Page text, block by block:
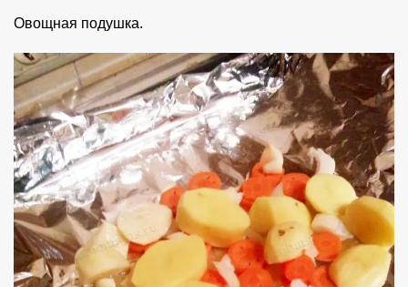
Овощная подушка.